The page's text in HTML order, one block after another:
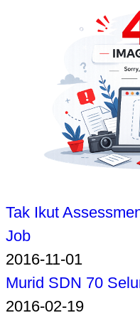
Tak Ikut
Job
2016-11-01
Murid SDN 70
2016-02-19